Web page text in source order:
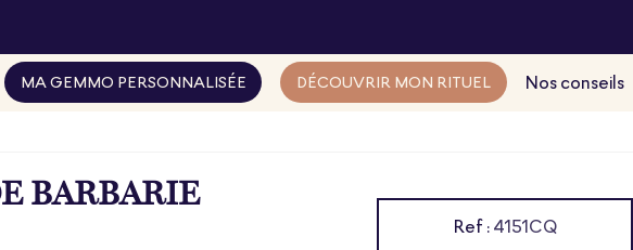
Nos formations
Nos conseils
DÉCOUVRIR MON RITUEL
MA GEMMO PERSONNALISÉE
BARBARIE
Ref :4151CQ